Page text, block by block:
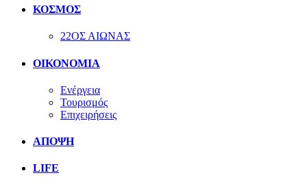
ΚΟΣΜΟΣ
22ΟΣ ΑΙΩΝΑΣ
ΟΙΚΟΝΟΜΙΑ
Ενέργεια
Τουρισμός
Επιχειρήσεις
ΑΠΟΨΗ
LIFE